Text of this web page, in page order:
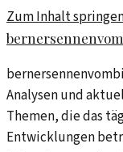
Zum Inhalt
Analysen und
Themen, die das
Entwicklungen